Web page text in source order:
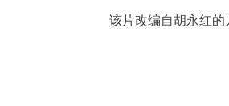
该片改编自胡永红